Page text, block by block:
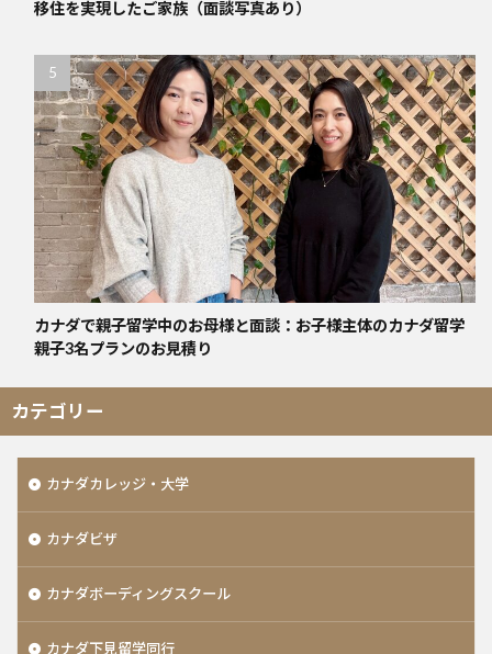
移住を実現したご家族（面談写真あり）
カナダで親子留学中のお母様と面談：お子様主体のカナダ留学
親子3名プランのお見積り
カテゴリー
カナダカレッジ・大学
カナダビザ
カナダボーディングスクール
カナダ下見留学同行